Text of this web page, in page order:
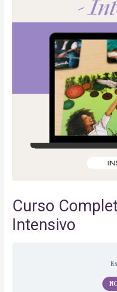
Curso
Intensivo